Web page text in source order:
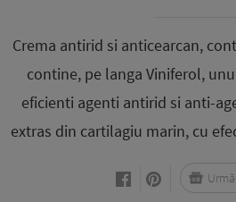
Crema antirid si anticearcan,
contine, pe langa Viniferol,
eficienti agenti antirid si anti-
extras din cartilagiu marin, cu